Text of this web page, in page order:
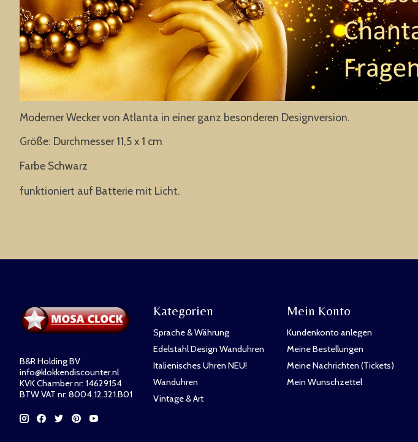
Moderner Wecker von Atlanta in einer ganz besonderen Designversion.
Größe: Durchmesser 11,5 x 1 cm
Farbe Schwarz
funktioniert auf Batterie mit Licht.
B&R Holding BV
info@klokkendiscounter.nl
KVK Chamber nr: 14629154
BTW VAT nr: 8004.12.321.B01
Kategorien
Sprache & Währung
Edelstahl Design Wanduhren
Italienisches Uhren NEU!
Wanduhren
Vintage & Art
Mein Konto
Kundenkonto anlegen
Meine Bestellungen
Meine Nachrichten (Tickets)
Mein Wunschzettel